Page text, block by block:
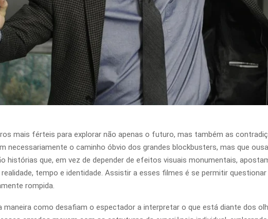
mais férteis para explorar não apenas o futuro, mas também as
necessariamente o caminho óbvio dos grandes blockbusters, mas que
histórias que, em vez de depender de efeitos visuais monumentais,
tempo e identidade. Assistir a esses filmes é se permitir
rompida.
maneira como desafiam o espectador a interpretar o que está diante dos